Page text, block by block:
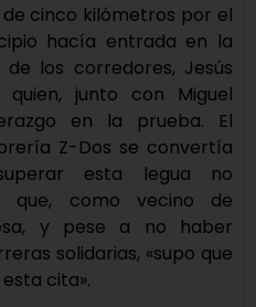
cinco kilómetros por el
hacía entrada en la
los corredores, Jesús
quien, junto con Miguel
en la prueba. El
Z-Dos se convertía
esta legua no
que, como vecino de
y pese a no haber
solidarias, «supo que
cita».